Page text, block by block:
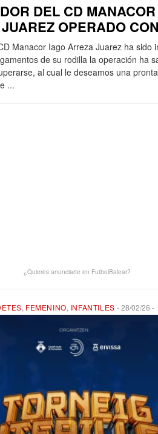
DEL CD
OPERADO
Manacor Iago Arreza Juarez ha sido
de su rodilla la operación ha
al cual le deseamos una
...
¿Quieres anunciarte en FutbolBalear?
, FEMENINO, INFANTILES -28/02/26 -